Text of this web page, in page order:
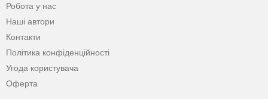
Робота у нас
Наші автори
Контакти
Політика конфіденційності
Угода користувача
Оферта